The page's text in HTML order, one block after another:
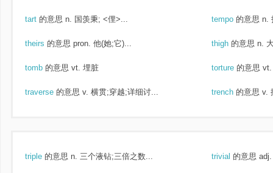
tart 的意思 n. 国羡秉; <俚>... tempo 的意思 n.
theirs 的意思 pron. 他(她;它)... thigh 的意思 n.
tomb 的意思 vt. 埋脏 torture 的意思 vt.
traverse 的意思 v. 横贯;穿越;详细讨... trench 的意思 v.
triple 的意思 n. 三个液钻;三倍之数... trivial 的意思